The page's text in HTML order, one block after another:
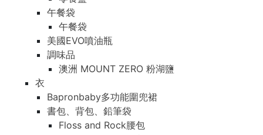
午餐袋
午餐袋
美國EVO噴油瓶
調味品
澳洲 MOUNT ZERO 粉湖鹽
衣
Bapronbaby多功能圍兜裙
書包、背包、鉛筆袋
Floss and Rock腰包